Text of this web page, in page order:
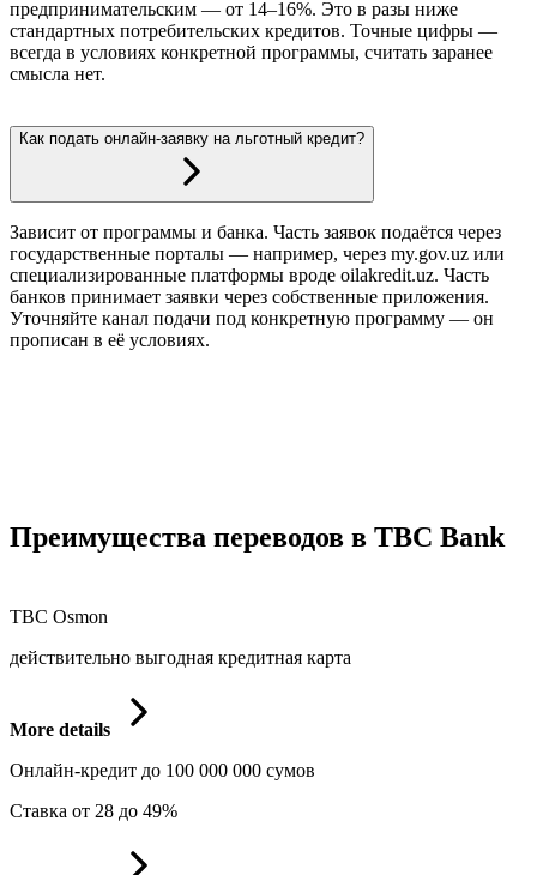
предпринимательским — от 14–16%. Это в разы ниже
стандартных потребительских кредитов. Точные цифры —
всегда в условиях конкретной программы, считать заранее
смысла нет.
Как подать онлайн-заявку на льготный кредит?
Зависит от программы и банка. Часть заявок подаётся через
государственные порталы — например, через my.gov.uz или
специализированные платформы вроде oilakredit.uz. Часть
банков принимает заявки через собственные приложения.
Уточняйте канал подачи под конкретную программу — он
прописан в её условиях.
Преимущества переводов в TBC Bank
TBC Osmon
действительно выгодная кредитная карта
More details
Онлайн-кредит до 100 000 000 сумов
Ставка от 28 до 49%